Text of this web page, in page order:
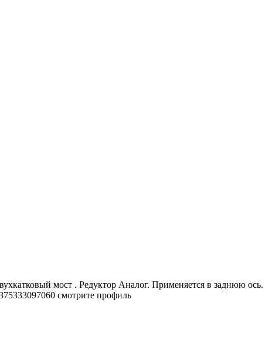
мост . Редуктор Аналог. Применяется в заднюю ось.
смотрите профиль